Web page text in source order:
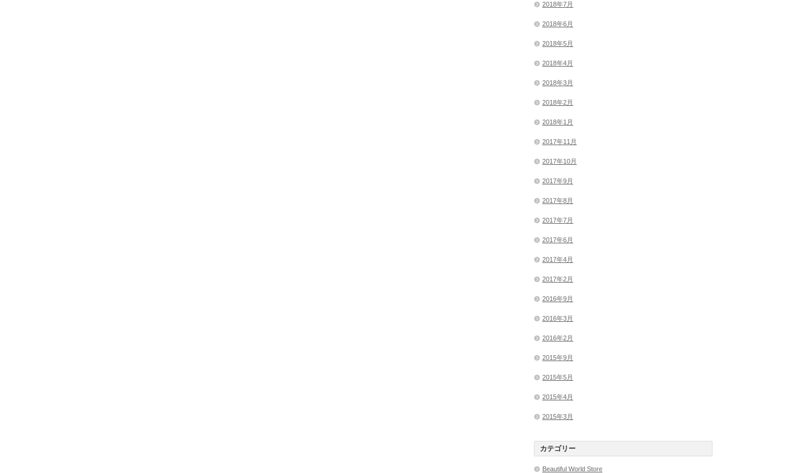
2018年7月
2018年6月
2018年5月
2018年4月
2018年3月
2018年2月
2018年1月
2017年11月
2017年10月
2017年9月
2017年8月
2017年7月
2017年6月
2017年4月
2017年2月
2016年9月
2016年3月
2016年2月
2015年9月
2015年5月
2015年4月
2015年3月
カテゴリー
Beautiful World Store